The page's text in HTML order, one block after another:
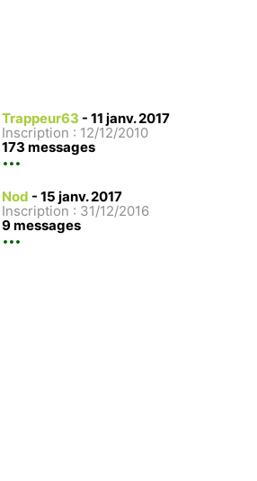
Trappeur63 - 11 janv. 2017
Inscription : 12/12/2010
173 messages
Nod - 15 janv. 2017
Inscription : 31/12/2016
9 messages